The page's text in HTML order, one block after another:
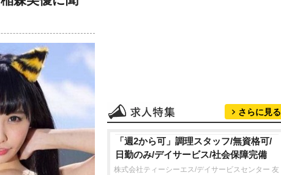
さらに見る
「週2から可」調理スタッフ/無資格可/
日勤のみ/デイサービス/社会保障完備
株式会社ティーシーエス/デイサービスセンター 友